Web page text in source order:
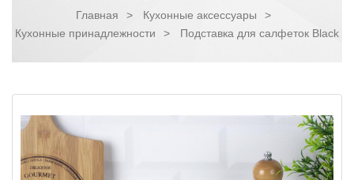
Главная > Кухонные аксессуары
>
Кухонные принадлежности
> Подставка для салфеток Black